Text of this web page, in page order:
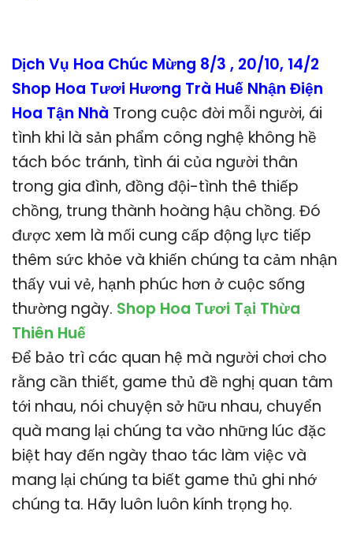
Dịch Vụ Hoa Chúc Mừng 8/3 , 20/10, 14/2
Shop Hoa Tươi Hương Trà Huế Nhận Điện
Hoa Tận Nhà Trong cuộc đời mỗi người, ái
tình khi là sản phẩm công nghệ không hề
tách bóc tránh, tình ái của người thân
trong gia đình, đồng đội-tình thê thiếp
chồng, trung thành hoàng hậu chồng. Đó
được xem là mối cung cấp động lực tiếp
thêm sức khỏe và khiến chúng ta cảm nhận
thấy vui vẻ, hạnh phúc hơn ở cuộc sống
thường ngày. Shop Hoa Tươi Tại Thừa
Thiên Huế
Để bảo trì các quan hệ mà người chơi cho
rằng cần thiết, game thủ đề nghị quan tâm
tới nhau, nói chuyện sở hữu nhau, chuyển
quà mang lại chúng ta vào những lúc đặc
biệt hay đến ngày thao tác làm việc và
mang lại chúng ta biết game thủ ghi nhớ
chúng ta. Hãy luôn luôn kính trọng họ.